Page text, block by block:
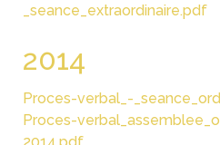
_seance_extraordinaire.pdf
2014
Proces-verbal_-
Proces-